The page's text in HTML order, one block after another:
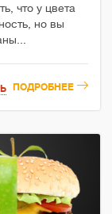
что у цвета
но вы
ПОДРОБНЕЕ